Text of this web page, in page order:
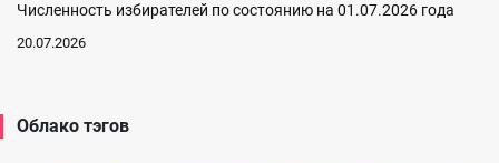
Численность избирателей по состоянию на 01.07.2026 года
20.07.2026
Облако тэгов